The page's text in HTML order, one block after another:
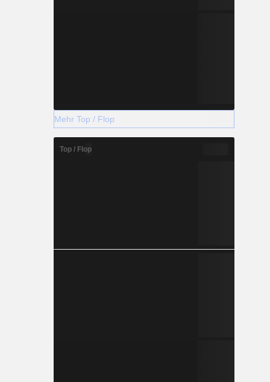
Mehr Top / Flop
Top / Flop